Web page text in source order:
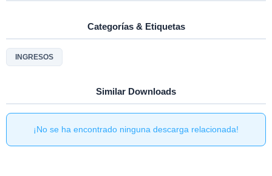
Categorías & Etiquetas
INGRESOS
Similar Downloads
¡No se ha encontrado ninguna descarga relacionada!